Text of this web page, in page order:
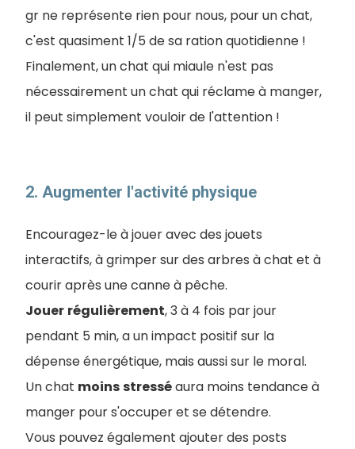
gr ne représente rien pour nous, pour un chat,
c'est quasiment 1/5 de sa ration quotidienne !
Finalement, un chat qui miaule n'est pas
nécessairement un chat qui réclame à manger,
il peut simplement vouloir de l'attention !
2. Augmenter l'activité physique
Encouragez-le à jouer avec des jouets
interactifs, à grimper sur des arbres à chat et à
courir après une canne à pêche.
Jouer régulièrement, 3 à 4 fois par jour
pendant 5 min, a un impact positif sur la
dépense énergétique, mais aussi sur le moral.
Un chat moinsstresséaura moins tendance à
manger pour s'occuper et se détendre.
Vous pouvez également ajouter des posts